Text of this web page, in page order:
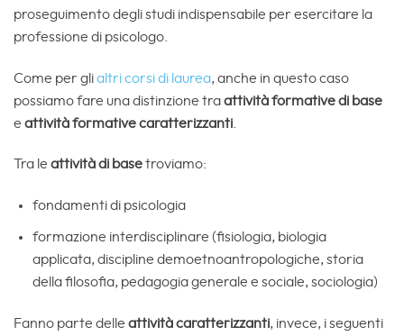
proseguimento degli studi indispensabile per esercitare la
professione di psicologo.
Come per glialtri corsi di laurea, anche in questo caso
possiamo fare una distinzione traattività formative di base
e attività formative caratterizzanti
Tra le attività di basetroviamo:
fondamenti di psicologia
formazione interdisciplinare (fisiologia, biologia
applicata, discipline demoetnoantropologiche, storia
della filosofia, pedagogia generale e sociale, sociologia)
Fanno parte delle attività caratterizzanti, invece, i seguenti